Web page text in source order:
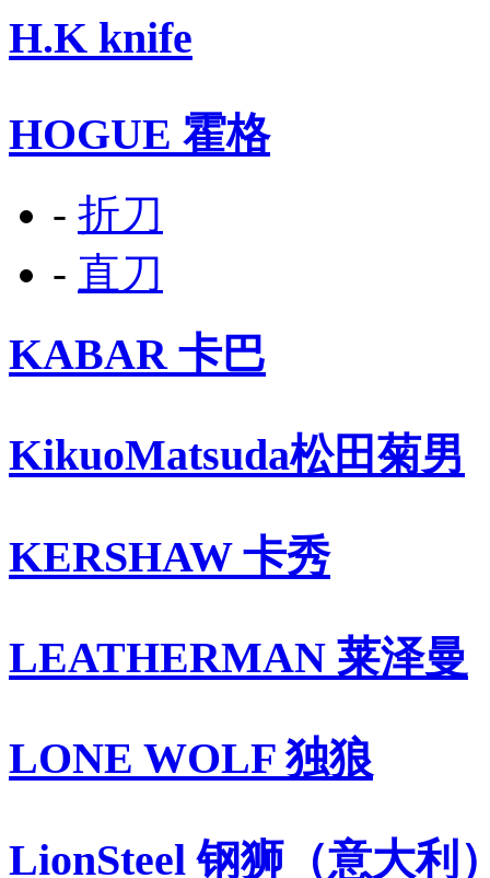
H.K knife
HOGUE 霍格
- 折刀
- 直刀
KABAR 卡巴
KikuoMatsuda松田菊男
KERSHAW 卡秀
LEATHERMAN 莱泽曼
LONE WOLF 独狼
LionSteel 钢狮（意大利